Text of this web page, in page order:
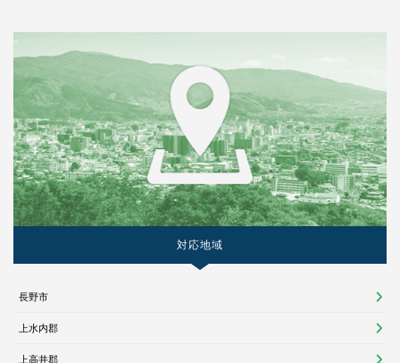
対応地域
長野市
上水内郡
上高井郡